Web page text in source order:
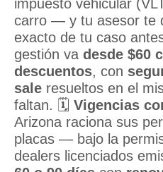
impuesto vehicular
carro — y tu asesor te
exacto de tu caso
gestión va desde $60
descuentos, con
sale resueltos en el
faltan. 🗓️ Vigencias
Arizona raciona sus
placas — bajo la
dealers licenciados